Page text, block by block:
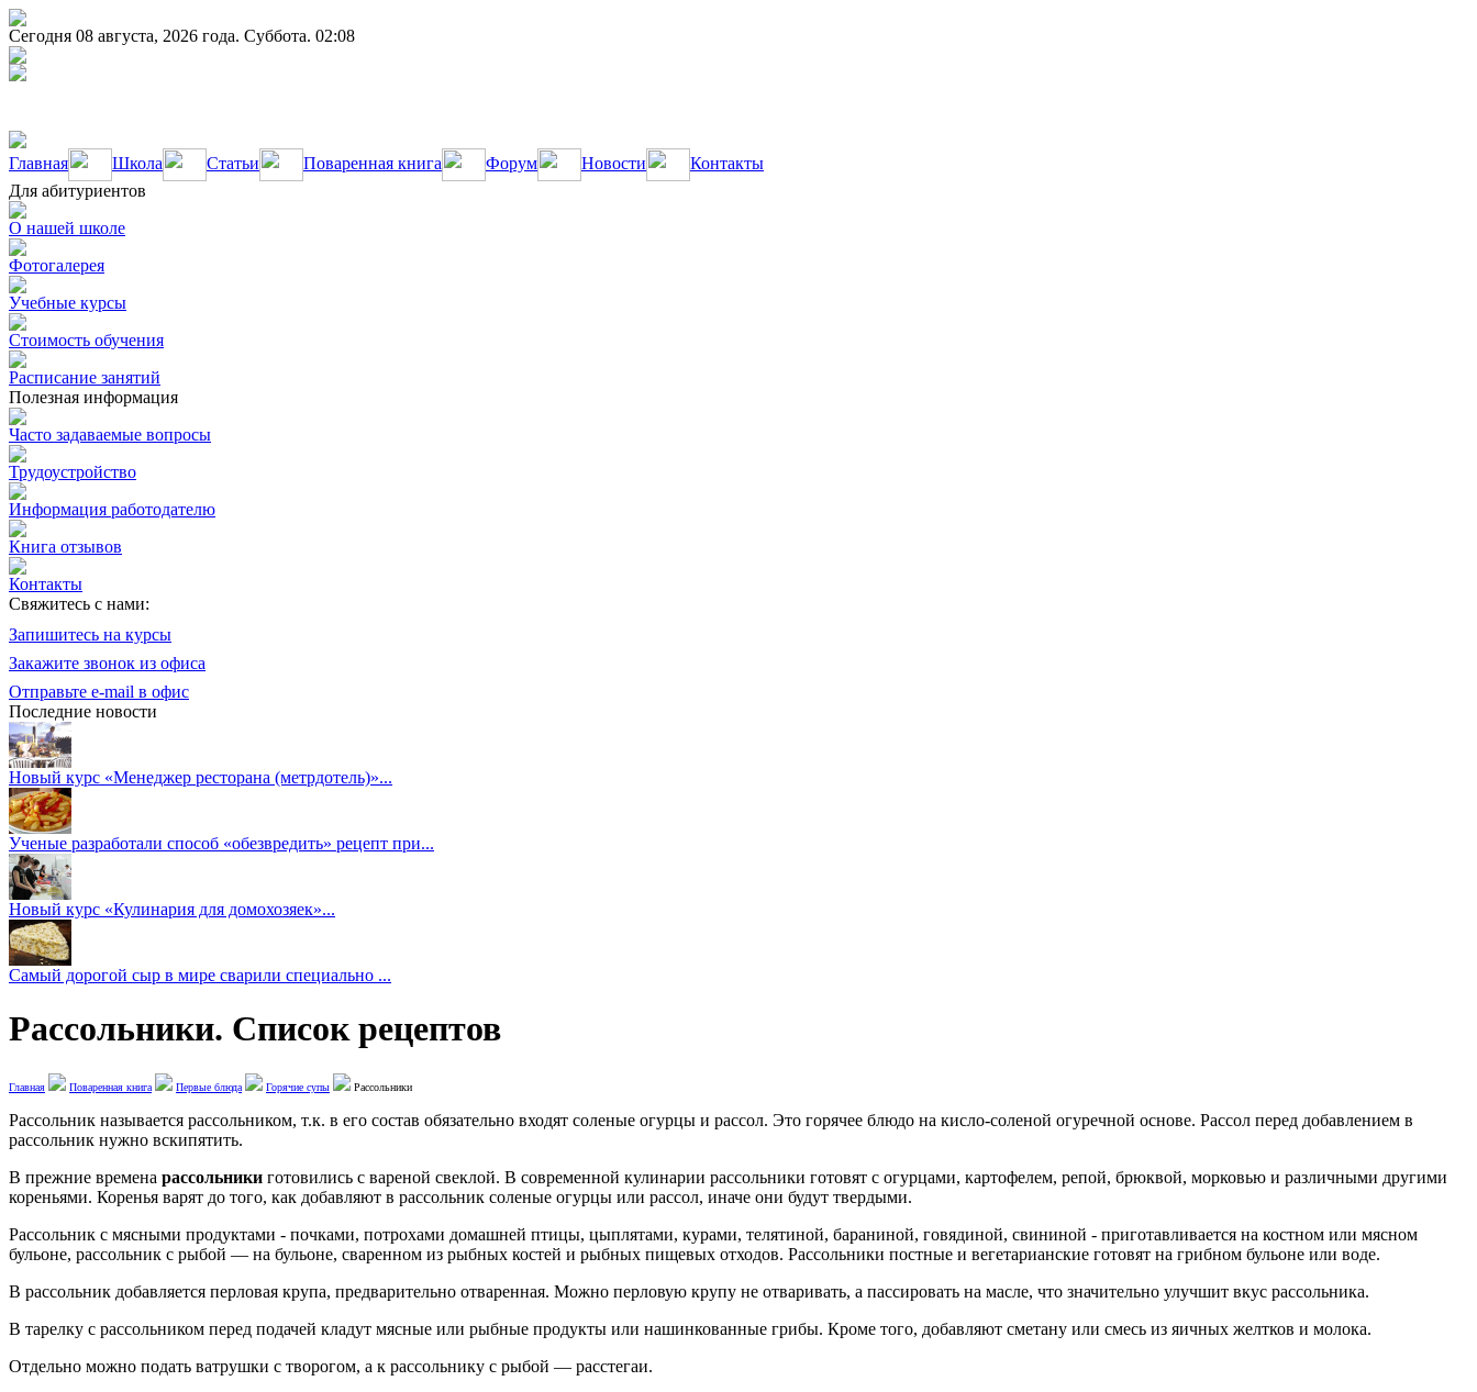
Сегодня 08 августа, 2026 года. Суббота. 02:08
Главная Школа Статьи Поваренная книга Форум Новости
Контакты
Для абитуриентов
О нашей школе
Фотогалерея
Учебные курсы
Стоимость обучения
Расписание занятий
Полезная информация
Часто задаваемые вопросы
Трудоустройство
Информация работодателю
Книга отзывов
Контакты
Свяжитесь с нами:
Запишитесь на курсы
Закажите звонок из офиса
Отправьте e-mail в офис
Последние новости
Новый курс «Менеджер ресторана (метрдотель)»...
Ученые разработали способ «обезвредить» рецепт при...
Новый курс «Кулинария для домохозяек»...
Самый дорогой сыр в мире сварили специально ...
Рассольники. Список рецептов
Главная Поваренная книга Первые блюда Горячие супы Рассольники
Рассольник называется рассольником, т.к. в его состав обязательно входят соленые огурцы и рассол. Это горячее блюдо на кисло-соленой огуречной основе. Рассол перед добавлением в
рассольник нужно вскипятить.
В прежние времена рассольники готовились с вареной свеклой. В современной кулинарии рассольники готовят с огурцами, картофелем, репой, брюквой, морковью и различными другими
кореньями. Коренья варят до того, как добавляют в рассольник соленые огурцы или рассол, иначе они будут твердыми.
Рассольник с мясными продуктами - почками, потрохами домашней птицы, цыплятами, курами, телятиной, бараниной, говядиной, свининой - приготавливается на костном или мясном
бульоне, рассольник с рыбой — на бульоне, сваренном из рыбных костей и рыбных пищевых отходов. Рассольники постные и вегетарианские готовят на грибном бульоне или воде.
В рассольник добавляется перловая крупа, предварительно отваренная. Можно перловую крупу не отваривать, а пассировать на масле, что значительно улучшит вкус рассольника.
В тарелку с рассольником перед подачей кладут мясные или рыбные продукты или нашинкованные грибы. Кроме того, добавляют сметану или смесь из яичных желтков и молока.
Отдельно можно подать ватрушки с творогом, а к рассольнику с рыбой — расстегаи.